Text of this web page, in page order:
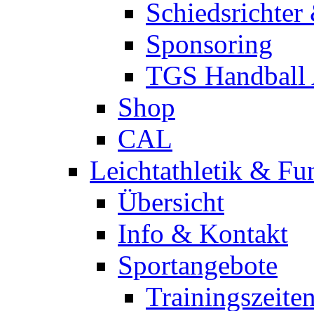
Schiedsrichter
Sponsoring
TGS Handball
Shop
CAL
Leichtathletik &
Übersicht
Info & Kontakt
Sportangebote